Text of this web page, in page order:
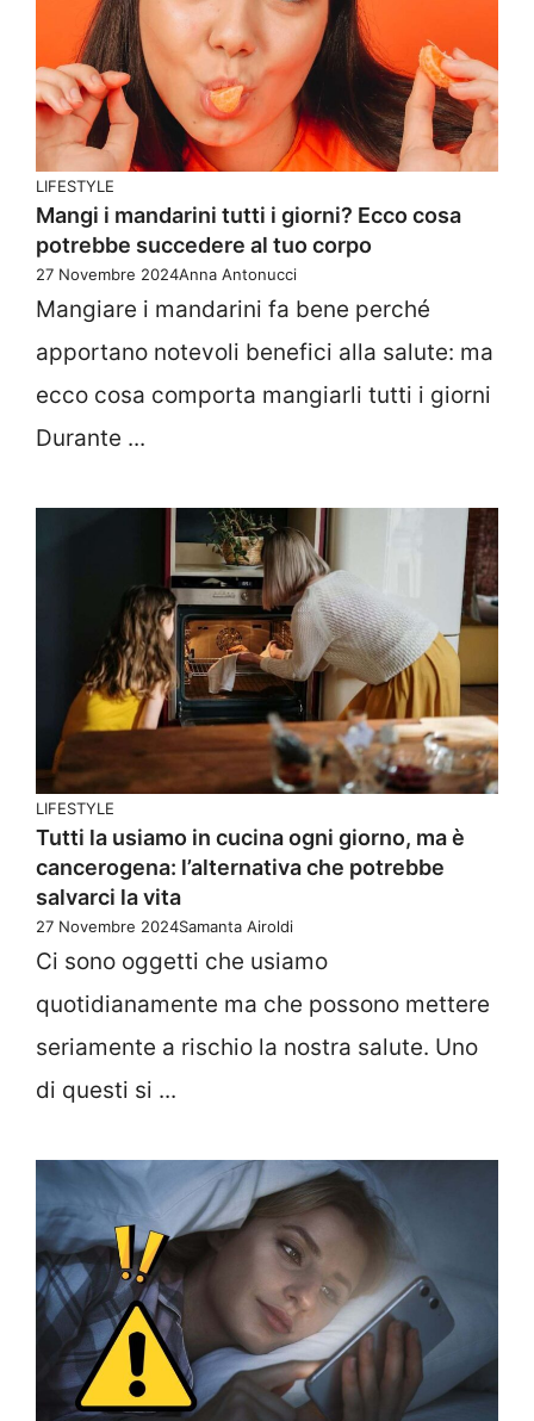
LIFESTYLE
Mangi i mandarini tutti i giorni? Ecco cosa
potrebbe succedere al tuo corpo
27 Novembre 2024Anna Antonucci
Mangiare i mandarini fa bene perché
apportano notevoli benefici alla salute: ma
ecco cosa comporta mangiarli tutti i giorni
Durante ...
LIFESTYLE
Tutti la usiamo in cucina ogni giorno, ma è
cancerogena: l’alternativa che potrebbe
salvarci la vita
27 Novembre 2024Samanta Airoldi
Ci sono oggetti che usiamo
quotidianamente ma che possono mettere
seriamente a rischio la nostra salute. Uno
di questi si ...